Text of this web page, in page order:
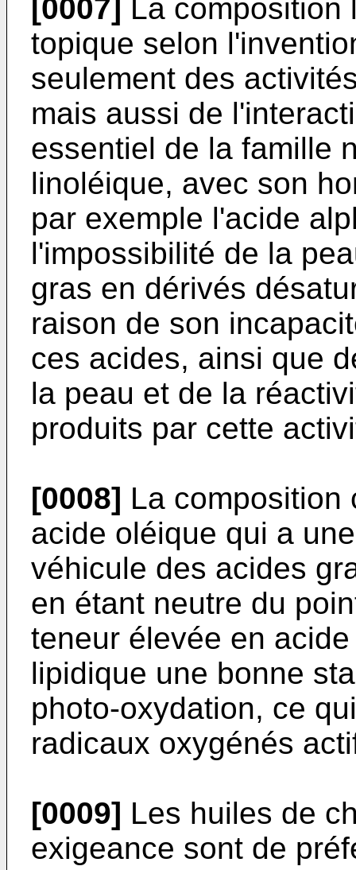
[0007] La composition
topique selon
seulement des
mais aussi de
essentiel de la famille
linoléique, avec son
par exemple l'acide
l'impossibilité de la
gras en dérivés
raison de son
ces acides, ainsi que
la peau et de la
produits par cette
[0008] La composition
acide oléique qui a
véhicule des acides
en étant neutre du
teneur élevée en
lipidique une bonne
photo-oxydation, ce
radicaux oxygénés
[0009] Les huiles de
exigeance sont de